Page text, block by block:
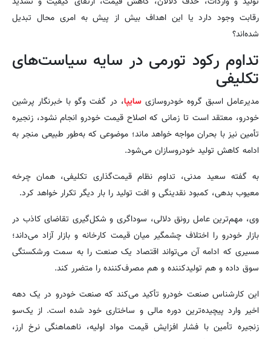
رقابت وجود دارد یا این اهداف بیش از پیش به امری محال تبدیل
شده‌اند؟
تداوم رکود تورمی در سایه سیاست‌های
تکلیفی
مدیرعامل اسبق گروه خودروسازیسایپا، در گفت وگو با خبرنگار پرشین
خودرو، معتقد است تا زمانی که اصلاح قیمت خودرو انجام نشود، زنجیره
تأمین نیز با بحران مواجه خواهد ماند؛ موضوعی که به‌طور طبیعی منجر به
ادامه کاهش تولید خودروسازان می‌شود.
به گفته سعید مدنی، تداوم نظام قیمت‌گذاری تکلیفی، همان چرخه
معیوب بدهی، کمبود نقدینگی و افت تولید را بار دیگر تکرار خواهد کرد.
وی، مهم‌ترین عامل رونق دلالی، سوداگری و شکل‌گیری تقاضای کاذب در
بازار خودرو را اختلاف چشمگیر میان قیمت کارخانه و بازار آزاد می‌داند؛
مسیری که ادامه آن می‌تواند اقتصاد یک صنعت را به سمت ورشکستگی
سوق داده و هم تولیدکننده و هم مصرف‌کننده را متضرر کند.
این کارشناس صنعت خودرو تأکید می‌کند که صنعت خودرو در یک دهه
اخیر وارد پیچیده‌ترین دوره مالی و ساختاری خود شده است. از یک‌سو
زنجیره تأمین با فشار افزایش قیمت مواد اولیه، ناهماهنگی نرخ ارز،